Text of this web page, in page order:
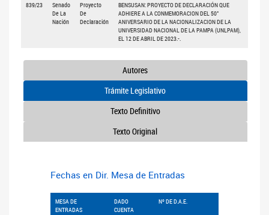
839/23
Senado
De La
Nación
Proyecto
De
Declaración
BENSUSAN: PROYECTO DE DECLARACIÓN QUE
ADHIERE A LA CONMEMORACION DEL 50°
ANIVERSARIO DE LA NACIONALIZACION DE LA
UNIVERSIDAD NACIONAL DE LA PAMPA (UNLPAM),
EL 12 DE ABRIL DE 2023.-.
Autores
Trámite Legislativo
Texto Definitivo
Texto Original
Fechas en Dir. Mesa de Entradas
MESA DE
ENTRADAS
DADO
CUENTA
Nº DE D.A.E.